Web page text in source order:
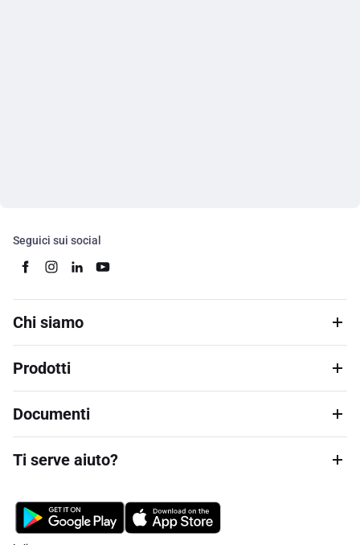
Seguici sui social
Chi siamo
Prodotti
Documenti
Ti serve aiuto?